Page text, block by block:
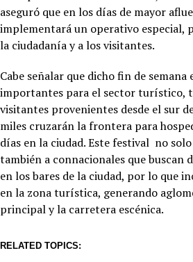
aseguró que en los días de mayor
implementará un operativo especial,
la ciudadanía y a los visitantes.
Cabe señalar que dicho fin de semana
importantes para el sector turístico,
visitantes provenientes desde el sur
miles cruzarán la frontera para
días en la ciudad. Este festival no
también a connacionales que buscan
en los bares de la ciudad, por lo que
en la zona turística, generando
principal y la carretera escénica.
RELATED TOPICS: